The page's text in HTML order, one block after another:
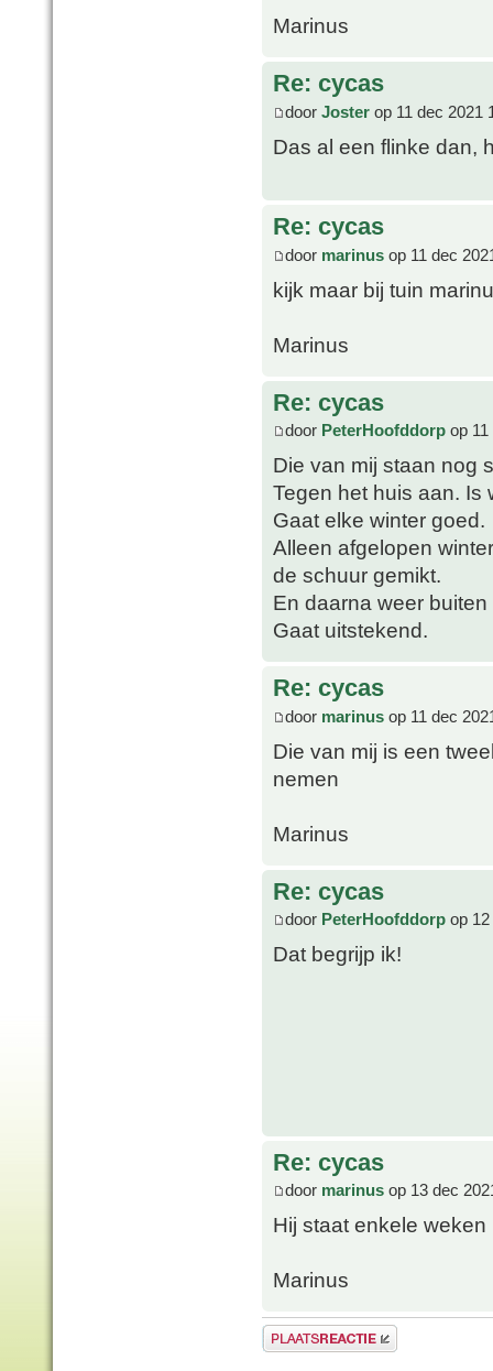
Marinus
Re: cycas
door Joster op 11 dec 2021
Das al een flinke dan,
Re: cycas
door marinus op 11 dec
kijk maar bij tuin
Marinus
Re: cycas
door PeterHoofddorp op
Die van mij staan nog
Tegen het huis aan. Is
Gaat elke winter goed.
Alleen afgelopen
de schuur gemikt.
En daarna weer buiten
Gaat uitstekend.
Re: cycas
door marinus op 11 dec
Die van mij is een
nemen
Marinus
Re: cycas
door PeterHoofddorp op
Dat begrijp ik!
Re: cycas
door marinus op 13 dec
Hij staat enkele
Marinus
Plaats een reactie